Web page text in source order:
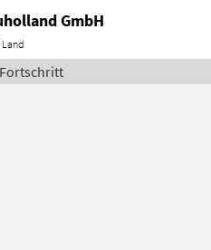
GmbH